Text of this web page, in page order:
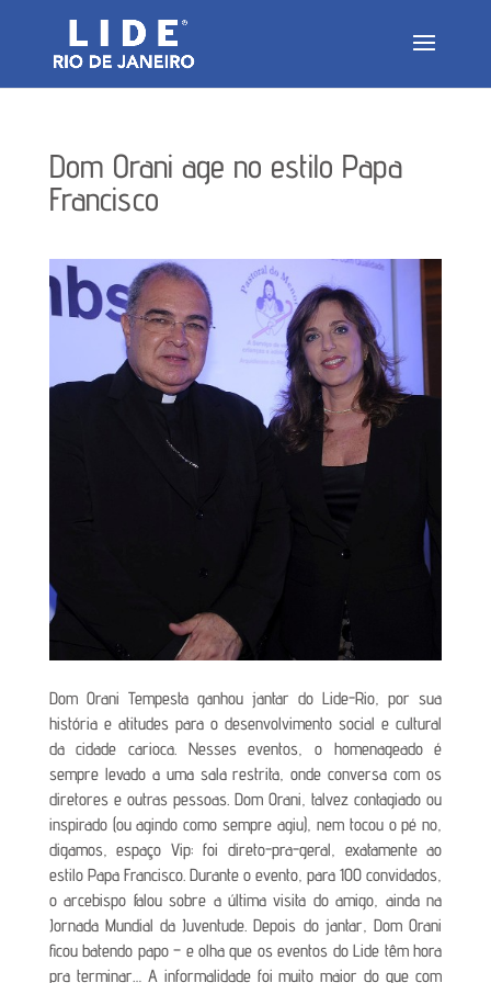
Dom Orani age no estilo Papa
Francisco
Dom Orani Tempesta ganhou jantar do Lide-Rio, por sua
história e atitudes para o desenvolvimento social e cultural
da cidade carioca. Nesses eventos, o homenageado é
sempre levado a uma sala restrita, onde conversa com os
diretores e outras pessoas. Dom Orani, talvez contagiado ou
inspirado (ou agindo como sempre agiu), nem tocou o pé no,
digamos, espaço Vip: foi direto-pra-geral, exatamente ao
estilo Papa Francisco. Durante o evento, para 100 convidados,
o arcebispo falou sobre a última visita do amigo, ainda na
Jornada Mundial da Juventude. Depois do jantar, Dom Orani
ficou batendo papo – e olha que os eventos do Lide têm hora
pra terminar… A informalidade foi muito maior do que com